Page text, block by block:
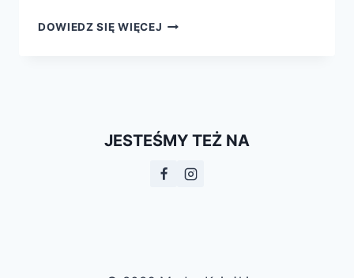
DOWIEDZ SIĘ WIĘCEJ LALKI
JESTEŚMY TEŻ NA